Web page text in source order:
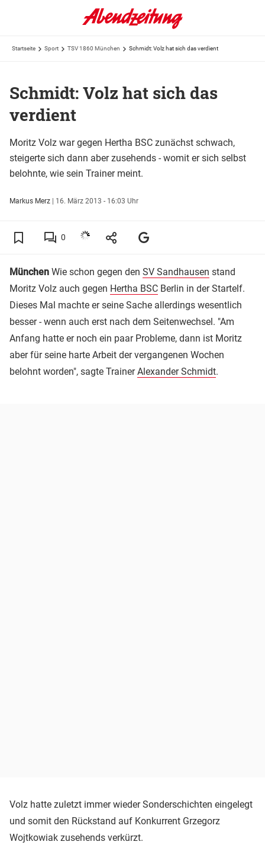
Startseite Sport TSV 1860 München Schmidt: Volz hat sich das verdient
Schmidt: Volz hat sich das
verdient
Moritz Volz war gegen Hertha BSC zunächst schwach,
steigerte sich dann aber zusehends - womit er sich selbst
belohnte, wie sein Trainer meint.
Markus Merz | 16. März 2013 - 16:03 Uhr
0
München Wie schon gegen den SV Sandhausen stand
Moritz Volz auch gegen Hertha BSC Berlin in der Startelf.
Dieses Mal machte er seine Sache allerdings wesentlich
besser - wenn auch erst nach dem Seitenwechsel. "Am
Anfang hatte er noch ein paar Probleme, dann ist Moritz
aber für seine harte Arbeit der vergangenen Wochen
belohnt worden", sagte TrainerAlexander Schmidt.
Volz hatte zuletzt immer wieder Sonderschichten eingelegt
und somit den Rückstand auf Konkurrent Grzegorz
Wojtkowiak zusehends verkürzt.